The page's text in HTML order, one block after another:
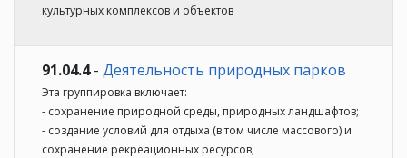
культурных комплексов и объектов
91.04.4- Деятельность природных парков
Эта группировка включает:
- сохранение природной среды, природных ландшафтов;
- создание условий для отдыха (в том числе массового) и
сохранение рекреационных ресурсов;